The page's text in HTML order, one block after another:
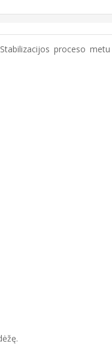
proceso